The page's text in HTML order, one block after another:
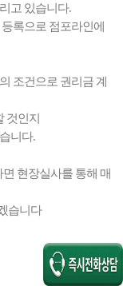
고 있습니다.
록으로 점포라인에
조건으로 권리금 계
것인지
니다.
현장실사를 통해 매
습니다